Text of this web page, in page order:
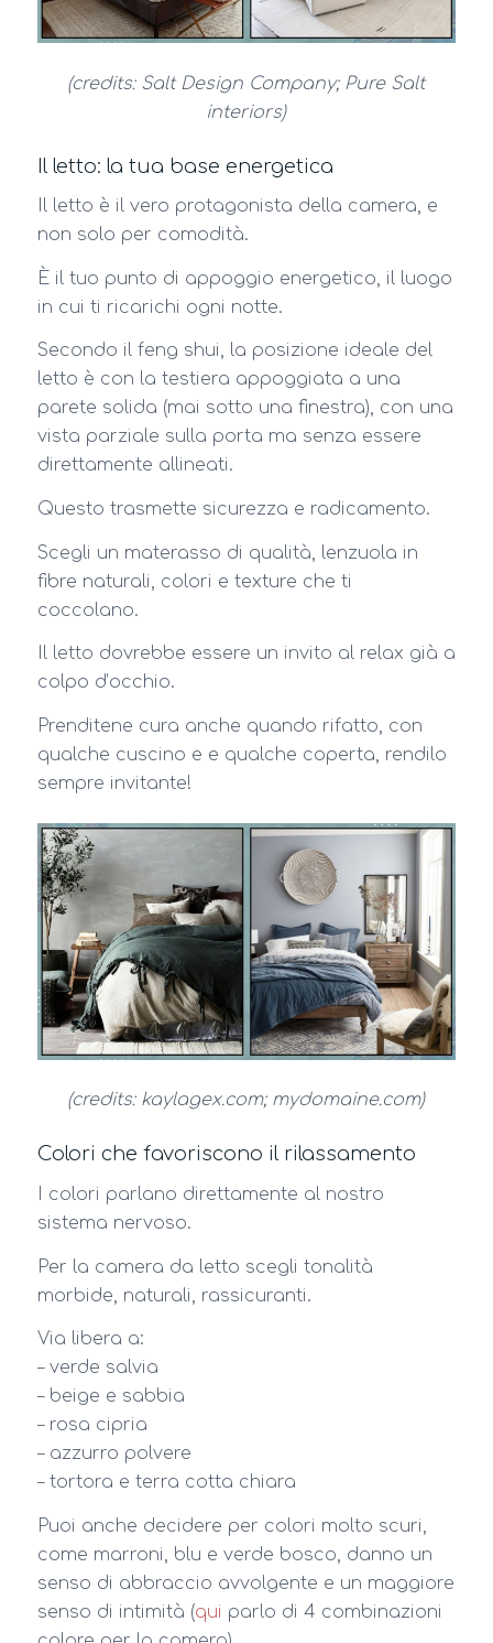
(credits: Salt Design Company; Pure Salt
interiors)
Il letto: la tua base energetica
Il letto è il vero protagonista della camera, e
non solo per comodità.
È il tuo punto di appoggio energetico, il luogo
in cui ti ricarichi ogni notte.
Secondo il feng shui, la posizione ideale del
letto è con la testiera appoggiata a una
parete solida (mai sotto una finestra), con una
vista parziale sulla porta ma senza essere
direttamente allineati.
Questo trasmette sicurezza e radicamento.
Scegli un materasso di qualità, lenzuola in
fibre naturali, colori e texture che ti
coccolano.
Il letto dovrebbe essere un invito al relax già a
colpo d’occhio.
Prenditene cura anche quando rifatto, con
qualche cuscino e e qualche coperta, rendilo
sempre invitante!
(credits: kaylagex.com; mydomaine.com)
Colori che favoriscono il rilassamento
I colori parlano direttamente al nostro
sistema nervoso.
Per la camera da letto scegli tonalità
morbide, naturali, rassicuranti.
Via libera a:
– verde salvia
– beige e sabbia
– rosa cipria
– azzurro polvere
– tortora e terra cotta chiara
Puoi anche decidere per colori molto scuri,
come marroni, blu e verde bosco, danno un
senso di abbraccio avvolgente e un maggiore
senso di intimità (qui parlo di 4 combinazioni